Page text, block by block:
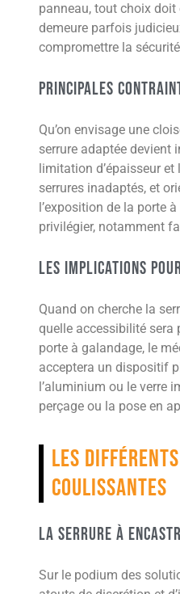
panneau, tout choix doit
demeure parfois
compromettre la sécurité
Principales
Qu’on envisage une
serrure adaptée devient
limitation d’épaisseur
serrures inadaptés, et
l’exposition de la porte
privilégier, notamment
Les implications
Quand on cherche la
quelle accessibilité sera
porte à galandage, le
acceptera un dispositif
l’aluminium ou le verre
perçage ou la pose en
Les
coulissantes
La serrure à
Sur le podium des